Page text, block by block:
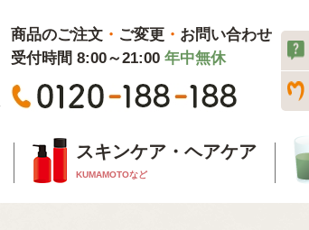
商品のご注文 ・ ご変更 ・ お問い合わせ
受付時間 8:00～21:00 年中無休
スキンケア・ヘアケア
KUMAMOTOなど